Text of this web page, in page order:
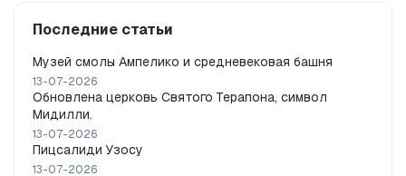
Последние статьи
Музей смолы Ампелико и средневековая башня
13-07-2026
Обновлена церковь Святого Терапона, символ
Мидилли.
13-07-2026
Пицсалиди Узосу
13-07-2026